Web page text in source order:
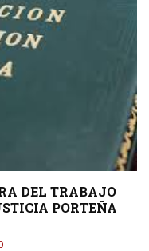
DEL TRABAJO
PORTEÑA